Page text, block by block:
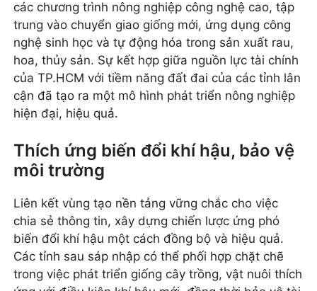
các chương trình nông nghiệp công nghệ cao, tập
trung vào chuyển giao giống mới, ứng dụng công
nghệ sinh học và tự động hóa trong sản xuất rau,
hoa, thủy sản. Sự kết hợp giữa nguồn lực tài chính
của TP.HCM với tiềm năng đất đai của các tỉnh lân
cận đã tạo ra một mô hình phát triển nông nghiệp
hiện đại, hiệu quả.
Thích ứng biến đổi khí hậu, bảo vệ
môi trường
Liên kết vùng tạo nền tảng vững chắc cho việc
chia sẻ thông tin, xây dựng chiến lược ứng phó
biến đổi khí hậu một cách đồng bộ và hiệu quả.
Các tỉnh sau sáp nhập có thể phối hợp chặt chẽ
trong việc phát triển giống cây trồng, vật nuôi thích